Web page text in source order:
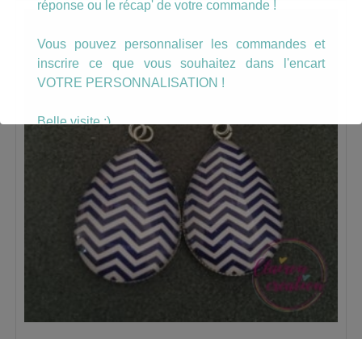
réponse ou le récap' de votre commande !
Vous pouvez personnaliser les commandes et
inscrire ce que vous souhaitez dans l'encart
VOTRE PERSONNALISATION !
Belle visite :)